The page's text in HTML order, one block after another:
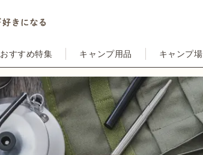
おすすめ特集 キャンプ用品 キャンプ場